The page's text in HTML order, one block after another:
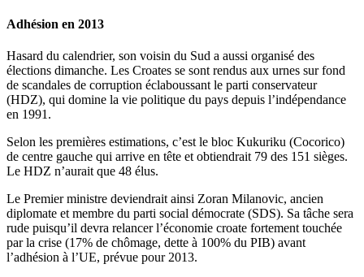
Adhésion en 2013
Hasard du calendrier, son voisin du Sud a aussi organisé des
élections dimanche. Les Croates se sont rendus aux urnes sur fond
de scandales de corruption éclaboussant le parti conservateur
(HDZ), qui domine la vie politique du pays depuis l’indépendance
en 1991.
Selon les premières estimations, c’est le bloc Kukuriku (Cocorico)
de centre gauche qui arrive en tête et obtiendrait 79 des 151 sièges.
Le HDZ n’aurait que 48 élus.
Le Premier ministre deviendrait ainsi Zoran Milanovic, ancien
diplomate et membre du parti social démocrate (SDS). Sa tâche sera
rude puisqu’il devra relancer l’économie croate fortement touchée
par la crise (17% de chômage, dette à 100% du PIB) avant
l’adhésion à l’UE, prévue pour 2013.